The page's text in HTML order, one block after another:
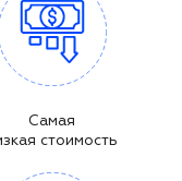
Самая
стоимость